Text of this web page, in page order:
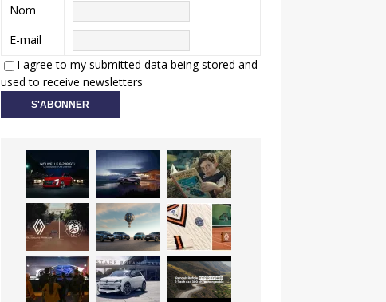
Nom
E-mail
I agree to my submitted data being stored and
used to receive newsletters